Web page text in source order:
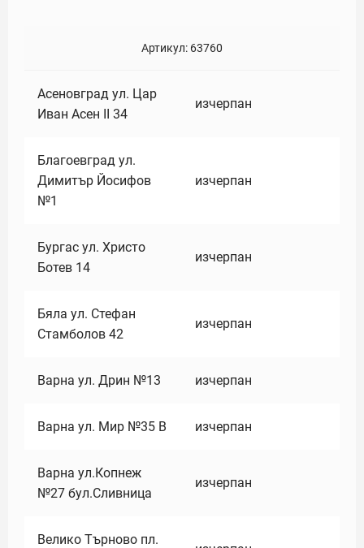
Артикул: 63760
Асеновград ул. Цар
Иван Асен II 34
изчерпан
Благоевград ул.
Димитър Йосифов
№1
изчерпан
Бургас ул. Христо
Ботев 14
изчерпан
Бяла ул. Стефан
Стамболов 42
изчерпан
Варна ул. Дрин №13 изчерпан
Варна ул. Мир №35 В изчерпан
Варна ул.Копнеж
№27 бул.Сливница
изчерпан
Велико Търново пл.